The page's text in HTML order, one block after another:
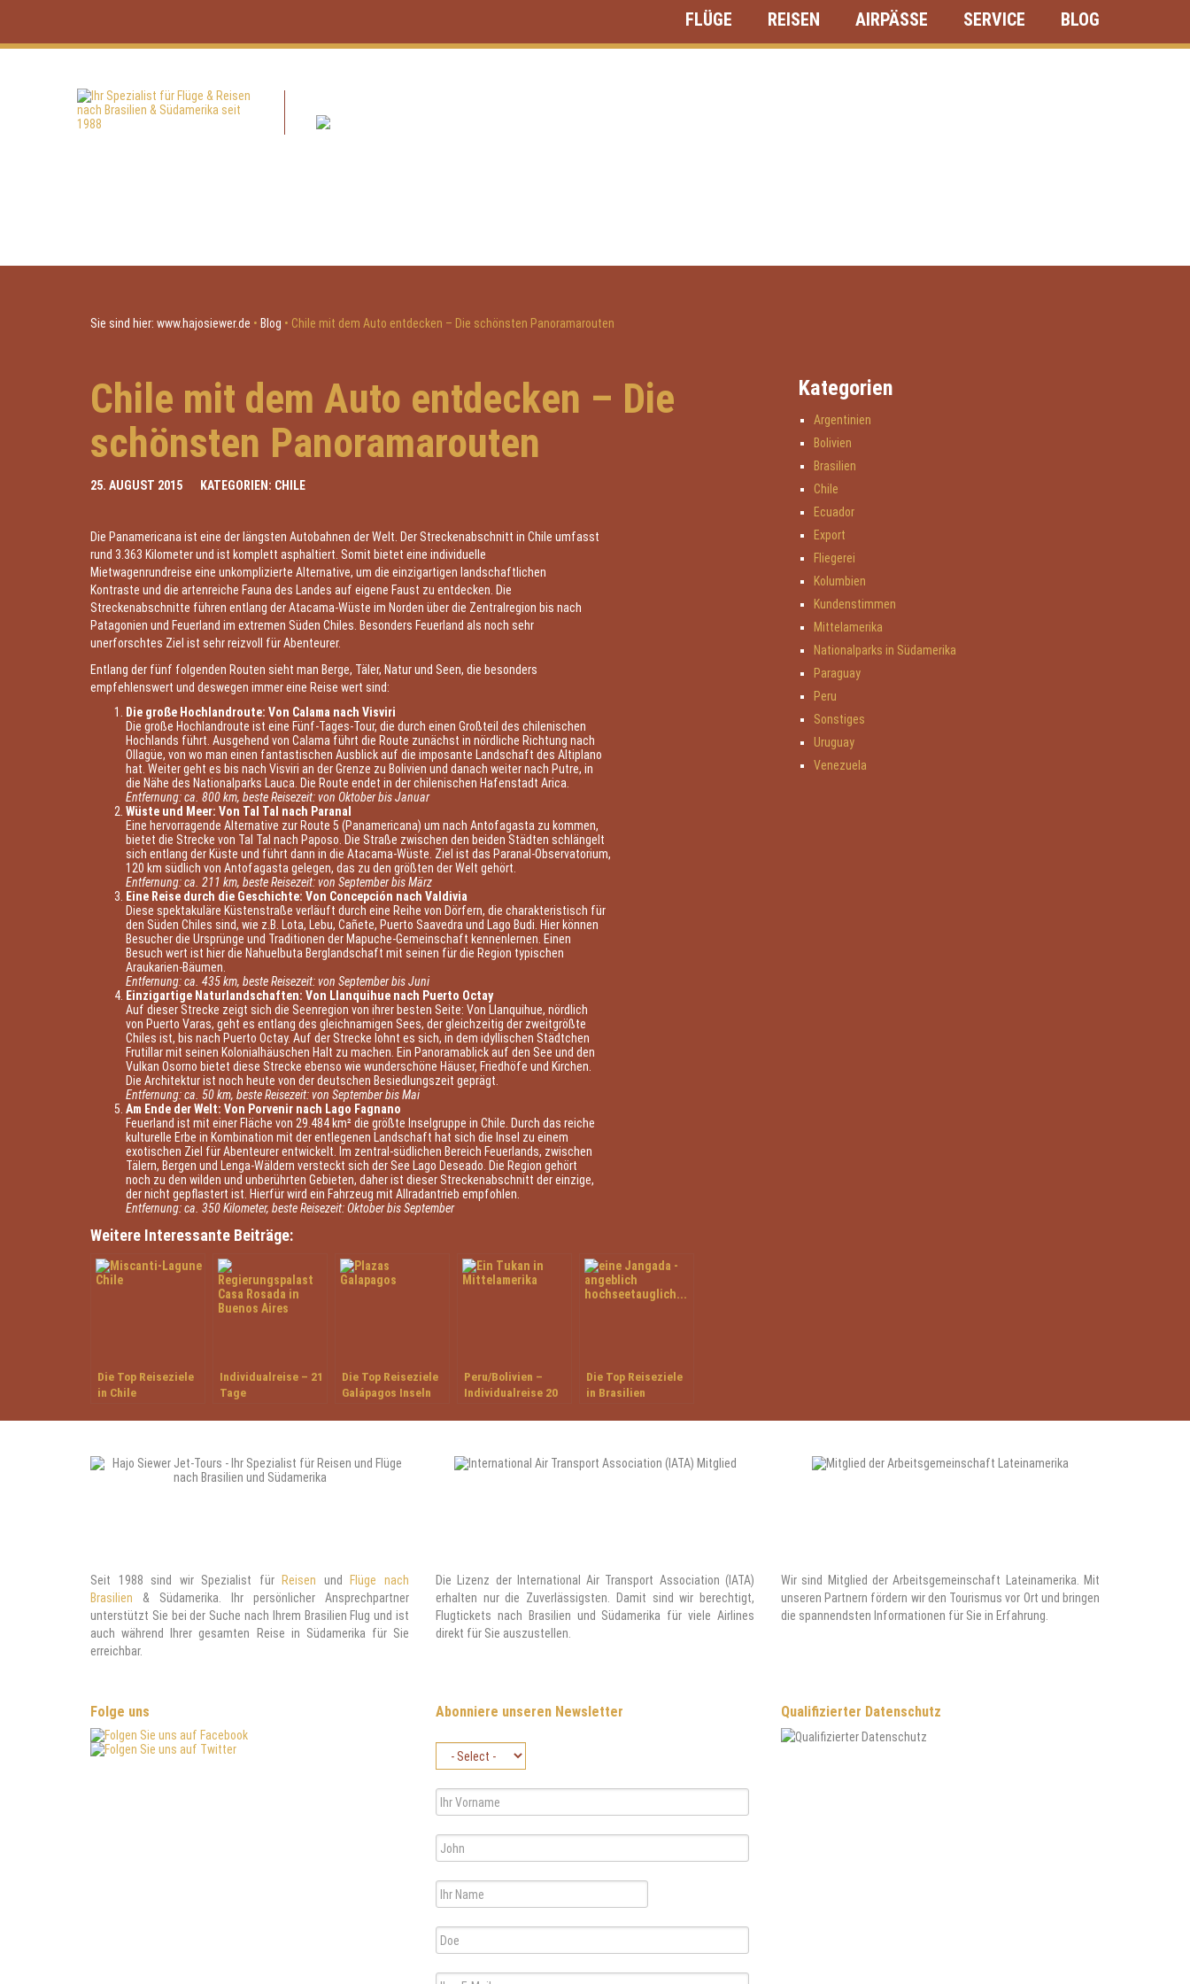
FLÜGE REISEN AIRPÄSSE SERVICE BLOG
Sie sind hier: www.hajosiewer.de • Blog • Chile mit dem Auto entdecken – Die schönsten Panoramarouten
Chile mit dem Auto entdecken – Die
schönsten Panoramarouten
25. AUGUST 2015 KATEGORIEN: CHILE
Die Panamericana ist eine der längsten Autobahnen der Welt. Der Streckenabschnitt in Chile umfasst
rund 3.363 Kilometer und ist komplett asphaltiert. Somit bietet eine individuelle
Mietwagenrundreise eine unkomplizierte Alternative, um die einzigartigen landschaftlichen
Kontraste und die artenreiche Fauna des Landes auf eigene Faust zu entdecken. Die
Streckenabschnitte führen entlang der Atacama-Wüste im Norden über die Zentralregion bis nach
Patagonien und Feuerland im extremen Süden Chiles. Besonders Feuerland als noch sehr
unerforschtes Ziel ist sehr reizvoll für Abenteurer.
Entlang der fünf folgenden Routen sieht man Berge, Täler, Natur und Seen, die besonders
empfehlenswert und deswegen immer eine Reise wert sind:
Die große Hochlandroute: Von Calama nach Visviri
Die große Hochlandroute ist eine Fünf-Tages-Tour, die durch einen Großteil des chilenischen
Hochlands führt. Ausgehend von Calama führt die Route zunächst in nördliche Richtung nach
Ollagüe, von wo man einen fantastischen Ausblick auf die imposante Landschaft des Altiplano
hat. Weiter geht es bis nach Visviri an der Grenze zu Bolivien und danach weiter nach Putre, in
die Nähe des Nationalparks Lauca. Die Route endet in der chilenischen Hafenstadt Arica.
Entfernung: ca. 800 km, beste Reisezeit: von Oktober bis Januar
Wüste und Meer: Von Tal Tal nach Paranal
Eine hervorragende Alternative zur Route 5 (Panamericana) um nach Antofagasta zu kommen,
bietet die Strecke von Tal Tal nach Paposo. Die Straße zwischen den beiden Städten schlängelt
sich entlang der Küste und führt dann in die Atacama-Wüste. Ziel ist das Paranal-Observatorium,
120 km südlich von Antofagasta gelegen, das zu den größten der Welt gehört.
Entfernung: ca. 211 km, beste Reisezeit: von September bis März
Eine Reise durch die Geschichte: Von Concepción nach Valdivia
Diese spektakuläre Küstenstraße verläuft durch eine Reihe von Dörfern, die charakteristisch für
den Süden Chiles sind, wie z.B. Lota, Lebu, Cañete, Puerto Saavedra und Lago Budi. Hier können
Besucher die Ursprünge und Traditionen der Mapuche-Gemeinschaft kennenlernen. Einen
Besuch wert ist hier die Nahuelbuta Berglandschaft mit seinen für die Region typischen
Araukarien-Bäumen.
Entfernung: ca. 435 km, beste Reisezeit: von September bis Juni
Einzigartige Naturlandschaften: Von Llanquihue nach Puerto Octay
Auf dieser Strecke zeigt sich die Seenregion von ihrer besten Seite: Von Llanquihue, nördlich
von Puerto Varas, geht es entlang des gleichnamigen Sees, der gleichzeitig der zweitgrößte
Chiles ist, bis nach Puerto Octay. Auf der Strecke lohnt es sich, in dem idyllischen Städtchen
Frutillar mit seinen Kolonialhäuschen Halt zu machen. Ein Panoramablick auf den See und den
Vulkan Osorno bietet diese Strecke ebenso wie wunderschöne Häuser, Friedhöfe und Kirchen.
Die Architektur ist noch heute von der deutschen Besiedlungszeit geprägt.
Entfernung: ca. 50 km, beste Reisezeit: von September bis Mai
Am Ende der Welt: Von Porvenir nach Lago Fagnano
Feuerland ist mit einer Fläche von 29.484 km² die größte Inselgruppe in Chile. Durch das reiche
kulturelle Erbe in Kombination mit der entlegenen Landschaft hat sich die Insel zu einem
exotischen Ziel für Abenteurer entwickelt. Im zentral-südlichen Bereich Feuerlands, zwischen
Tälern, Bergen und Lenga-Wäldern versteckt sich der See Lago Deseado. Die Region gehört
noch zu den wilden und unberührten Gebieten, daher ist dieser Streckenabschnitt der einzige,
der nicht gepflastert ist. Hierfür wird ein Fahrzeug mit Allradantrieb empfohlen.
Entfernung: ca. 350 Kilometer, beste Reisezeit: Oktober bis September
Weitere Interessante Beiträge:
Die Top Reiseziele
in Chile
Individualreise – 21
Tage
Argentinien
Die Top Reiseziele
Galápagos Inseln
Peru/Bolivien –
Individualreise 20
Inkareich
Die Top Reiseziele
in Brasilien
Kategorien
Argentinien
Bolivien
Brasilien
Chile
Ecuador
Export
Fliegerei
Kolumbien
Kundenstimmen
Mittelamerika
Nationalparks in Südamerika
Paraguay
Peru
Sonstiges
Uruguay
Venezuela
Seit 1988 sind wir Spezialist für Reisen und Flüge nach
Brasilien & Südamerika. Ihr persönlicher Ansprechpartner
unterstützt Sie bei der Suche nach Ihrem Brasilien Flug und ist
auch während Ihrer gesamten Reise in Südamerika für Sie
erreichbar.
Die Lizenz der International Air Transport Association (IATA)
erhalten nur die Zuverlässigsten. Damit sind wir berechtigt,
Flugtickets nach Brasilien und Südamerika für viele Airlines
direkt für Sie auszustellen.
Wir sind Mitglied der Arbeitsgemeinschaft Lateinamerika. Mit
unseren Partnern fördern wir den Tourismus vor Ort und bringen
die spannendsten Informationen für Sie in Erfahrung.
Folge uns Abonniere unseren Newsletter Qualifizierter Datenschutz